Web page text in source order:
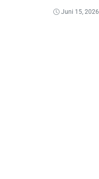
Juni 15, 2026